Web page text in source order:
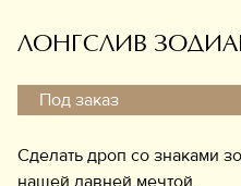
Информация
ЛОНГСЛИВ
Под заказ
Сделать дроп со знаками
нашей давней мечтой.